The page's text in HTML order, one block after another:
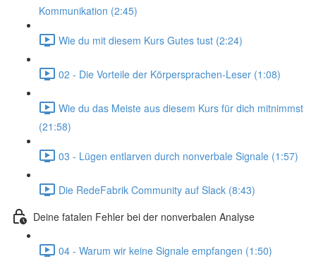
Kommunikation (2:45)
Wie du mit diesem Kurs Gutes tust (2:24)
02 - Die Vorteile der Körpersprachen-Leser (1:08)
Wie du das Meiste aus diesem Kurs für dich mitnimmst
(21:58)
03 - Lügen entlarven durch nonverbale Signale (1:57)
Die RedeFabrik Community auf Slack (8:43)
Deine fatalen Fehler bei der nonverbalen Analyse
04 - Warum wir keine Signale empfangen (1:50)